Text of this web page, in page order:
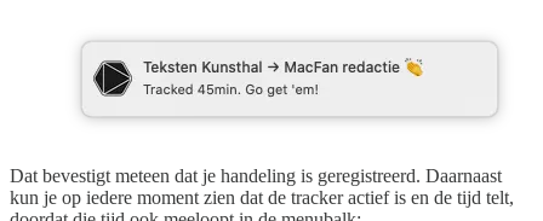
Dat bevestigt meteen dat je handeling is geregistreerd. Daarnaast
kun je op iedere moment zien dat de tracker actief is en de tijd telt,